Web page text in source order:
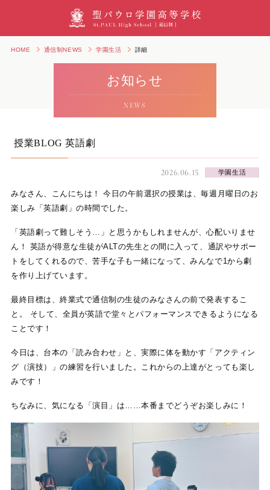
HOME 通信制NEWS 学園生活 詳細
お知らせ
NEWS
授業BLOG 英語劇
2026.06.15 学園生活
みなさん、こんにちは！ 今日の午前選択の授業は、毎週月曜日のお
楽しみ「英語劇」の時間でした。
「英語劇って難しそう…」と思うかもしれませんが、心配いりませ
ん！ 英語が得意な生徒がALTの先生との間に入って、通訳やサポー
トをしてくれるので、苦手な子も一緒になって、みんなで1から劇
を作り上げています。
最終目標は、終業式で通信制の生徒のみなさんの前で発表するこ
と。 そして、全員が英語で堂々とパフォーマンスできるようになる
ことです！
今日は、台本の「読み合わせ」と、実際に体を動かす「アクティン
グ（演技）」の練習を行いました。これからの上達がとっても楽し
みです！
ちなみに、気になる「演目」は……本番までどうぞお楽しみに！